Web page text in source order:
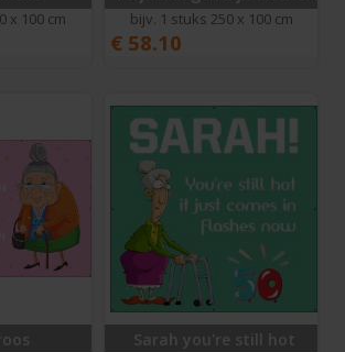
x 100 cm bijv. 1 stuks 250 x 100 cm
€ 58.10
Sarah you're still hot